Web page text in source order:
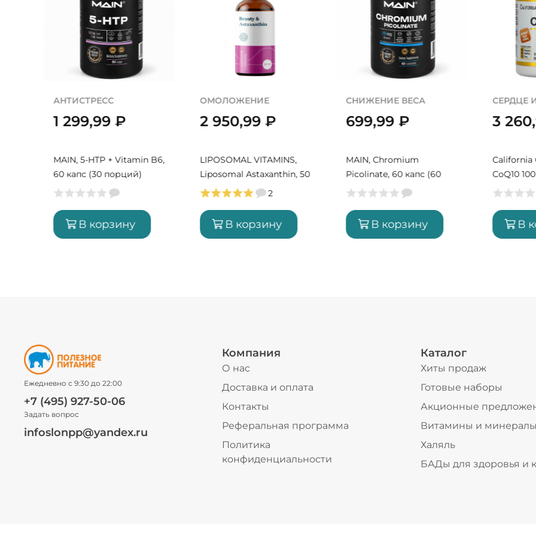
ДЕТОКС
3 380,99₽
Buried Treasure,
Chlorophyll, 496 мл (16
порций)
В корзину
АНТИСТРЕСС
1 299,99 ₽
MAIN, 5-HTP + Vitamin B6,
60 капс (30 порций)
В корзину
ОМОЛОЖЕНИЕ
2 950,99
LIPOSOMAL VITAMINS,
Liposomal Astaxanthin, 50
мл (50 порций)
В корзину
MAIN,
Picolinate,
порций)
В
Ежедневно с 9:30 до 22:00
+7 (495) 927-50-06
Задать вопрос
infoslonpp@yandex.ru
Компания
О нас
Доставка и оплата
Контакты
Реферальная программа
Политика
конфиденциальности
Каталог
Хиты продаж
Готовые наборы
Акционные
Витамины и минералы
Халяль
БАДы для здоровья и